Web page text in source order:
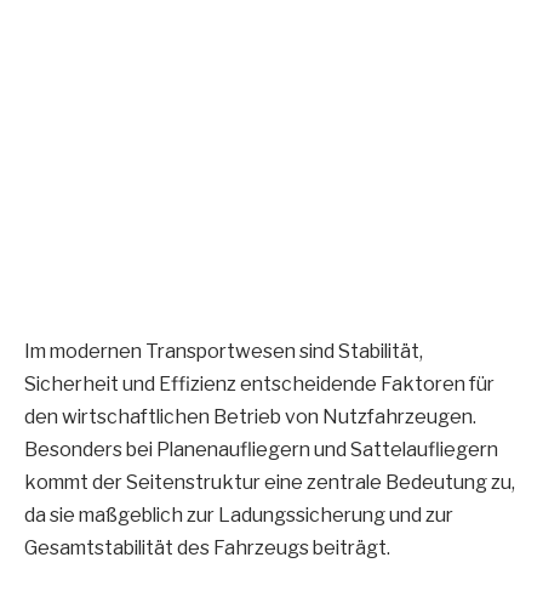
Im modernen Transportwesen sind Stabilität,
Sicherheit und Effizienz entscheidende Faktoren für
den wirtschaftlichen Betrieb von Nutzfahrzeugen.
Besonders bei Planenaufliegern und Sattelaufliegern
kommt der Seitenstruktur eine zentrale Bedeutung zu,
da sie maßgeblich zur Ladungssicherung und zur
Gesamtstabilität des Fahrzeugs beiträgt.